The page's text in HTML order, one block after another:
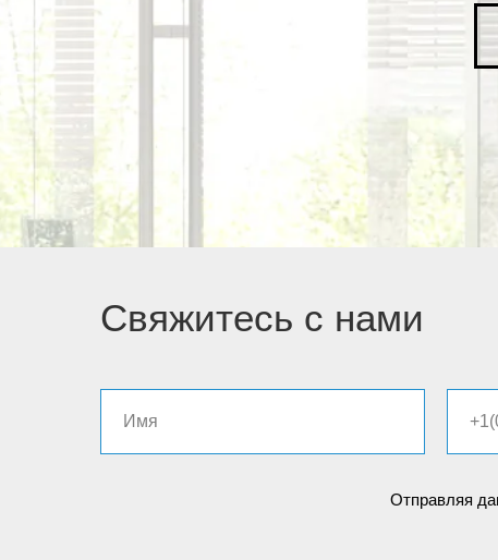
Свяжитесь с нами
Отправляя